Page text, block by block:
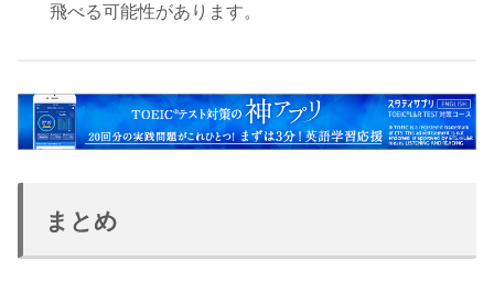
飛べる可能性があります。
まとめ